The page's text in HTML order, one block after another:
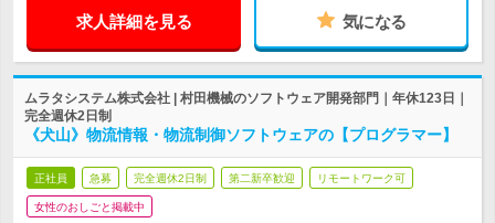
求人詳細を見る 気になる
ムラタシステム株式会社 | 村田機械のソフトウェア開発部門｜年休123日｜
完全週休2日制
《犬山》物流情報・物流制御ソフトウェアの【プログラマー】
正社員 急募 完全週休2日制 第二新卒歓迎 リモートワーク可
女性のおしごと掲載中